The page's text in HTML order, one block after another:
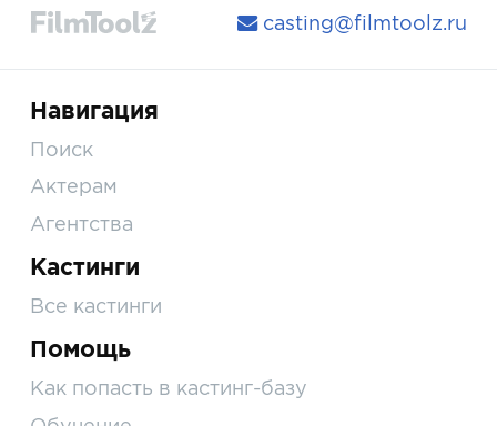
casting@filmtoolz.ru
Навигация
Поиск
Актерам
Агентства
Кастинги
Все кастинги
Помощь
Как попасть в кастинг-базу